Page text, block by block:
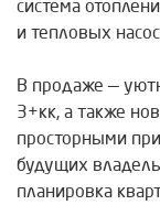
система
и тепловых
В продаже —
3+кк, а также
просторными
будущих
планировка